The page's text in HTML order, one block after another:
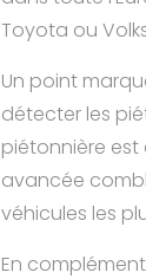
Toyota ou
Un point
détecter les
piétonnière est
avancée
véhicules les
En